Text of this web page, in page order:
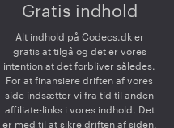
Gratis indhold
Alt indhold på Codecs.dk er
gratis at tilgå og det er vores
intention at det forbliver således.
For at finansiere driften af vores
side indsætter vi fra tid til anden
affiliate-links i vores indhold. Det
er med til at sikre driften af siden,